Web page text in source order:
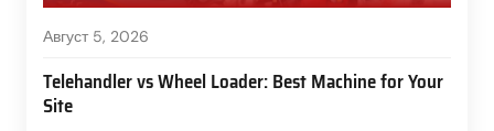
Август 5, 2026
Telehandler vs Wheel Loader: Best Machine for Your
Site